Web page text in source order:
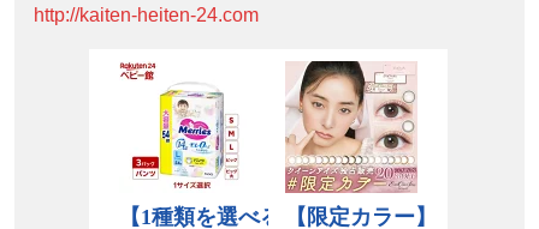
http://kaiten-heiten-24.com